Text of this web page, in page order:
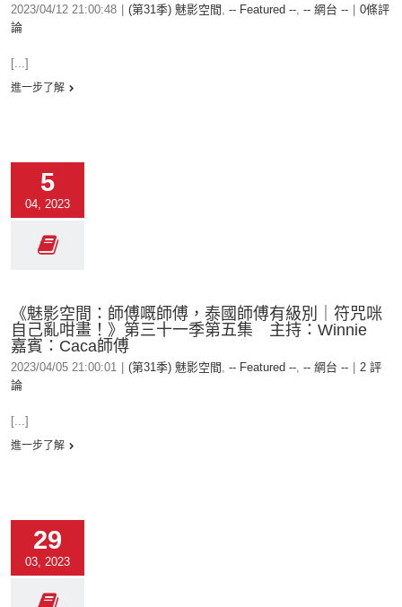
2023/04/12 21:00:48 (第31季) 魅影空間 , -- Featured --, -- 網台 --
0條評
論
[...]
進一步了解
5
04, 2023
《魅影空間：師傅嘅師傅，泰國師傅有級別｜符咒咪
自己亂咁畫！》第三十一季第五集 主持：Winnie
嘉賓：Caca師傅
2023/04/05 21:00:01 (第31季) 魅影空間 , -- Featured --, -- 網台 --
2 評
論
[...]
進一步了解
29
03, 2023